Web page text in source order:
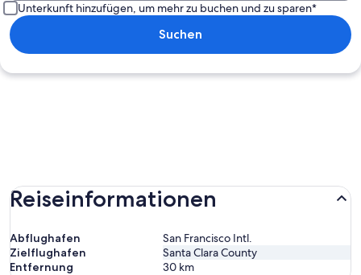
Unterkunft hinzufügen, um mehr zu buchen und zu sparen*
Suchen
Reiseinformationen
Abflughafen
San Francisco Intl.
Zielflughafen
Santa Clara County
Entfernung
30 km